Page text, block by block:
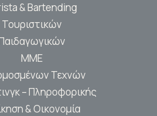
& Bartending
Τουριστικών
ΜΜΕ
Τεχνών
– Πληροφορικής
& Οικονομία